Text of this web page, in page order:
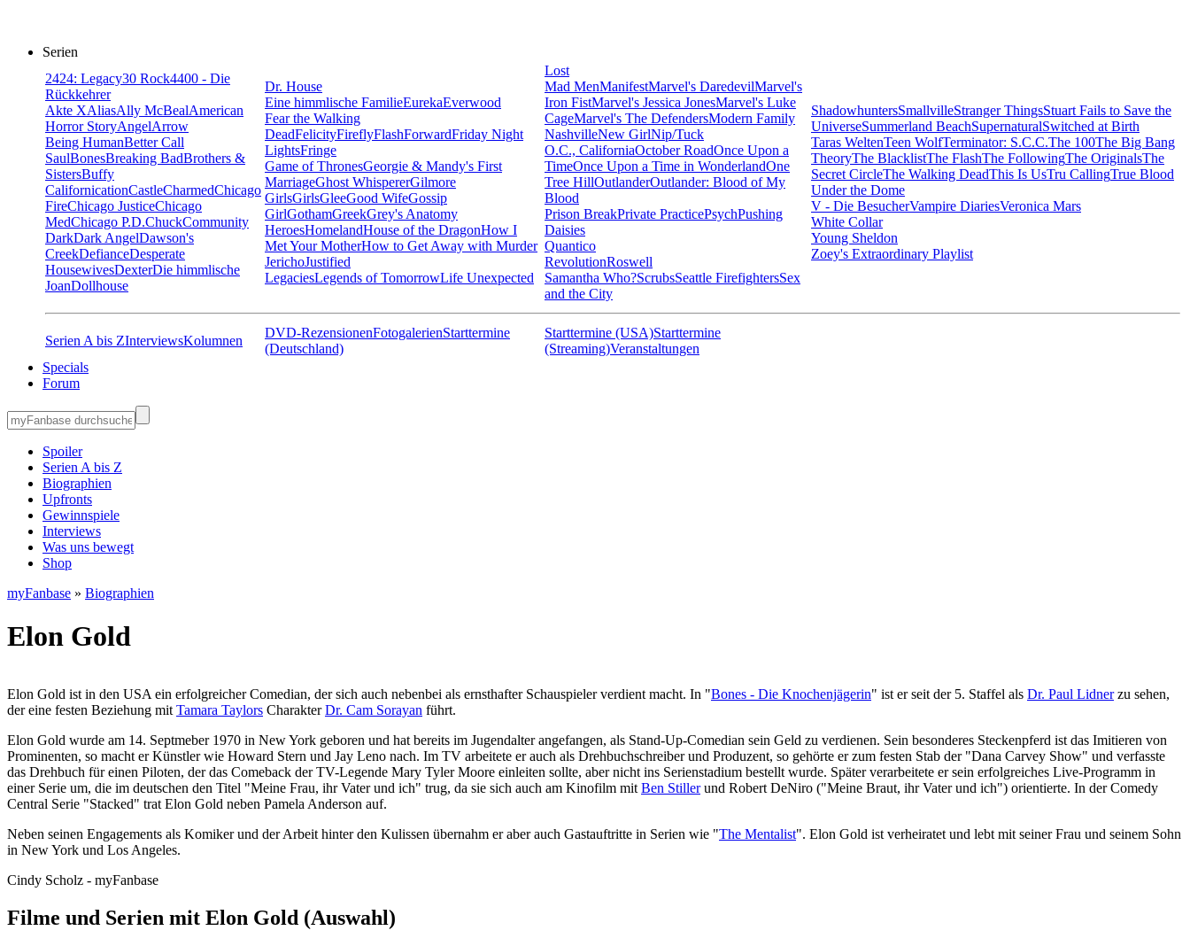
Serien
2424: Legacy30 Rock4400 - Die
Rückkehrer
Akte XAliasAlly McBealAmerican
Horror StoryAngelArrow
Being HumanBetter Call
SaulBonesBreaking BadBrothers &
SistersBuffy
CalifornicationCastleCharmedChicago
FireChicago JusticeChicago
MedChicago P.D.ChuckCommunity
DarkDark AngelDawson's
CreekDefianceDesperate
HousewivesDexterDie himmlische
JoanDollhouse
Dr. House
Eine himmlische FamilieEurekaEverwood
Fear the Walking
DeadFelicityFireflyFlashForwardFriday Night
LightsFringe
Game of ThronesGeorgie & Mandy's First
MarriageGhost WhispererGilmore
GirlsGirlsGleeGood WifeGossip
GirlGothamGreekGrey's Anatomy
HeroesHomelandHouse of the DragonHow I
Met Your MotherHow to Get Away with Murder
JerichoJustified
LegaciesLegends of TomorrowLife Unexpected
Lost
Mad MenManifestMarvel's DaredevilMarvel's
Iron FistMarvel's Jessica JonesMarvel's Luke
CageMarvel's The DefendersModern Family
NashvilleNew GirlNip/Tuck
O.C., CaliforniaOctober RoadOnce Upon a
TimeOnce Upon a Time in WonderlandOne
Tree HillOutlanderOutlander: Blood of My
Blood
Prison BreakPrivate PracticePsychPushing
Daisies
Quantico
RevolutionRoswell
Samantha Who?ScrubsSeattle FirefightersSex
and the City
ShadowhuntersSmallvilleStranger ThingsStuart Fails to Save the
UniverseSummerland BeachSupernaturalSwitched at Birth
Taras WeltenTeen WolfTerminator: S.C.C.The 100The Big Bang
TheoryThe BlacklistThe FlashThe FollowingThe OriginalsThe
Secret CircleThe Walking DeadThis Is UsTru CallingTrue Blood
Under the Dome
V - Die BesucherVampire DiariesVeronica Mars
White Collar
Young Sheldon
Zoey's Extraordinary Playlist
Serien A bis ZInterviewsKolumnen
DVD-RezensionenFotogalerienStarttermine
(Deutschland)
Starttermine (USA)Starttermine
(Streaming)Veranstaltungen
Specials
Forum
Spoiler
Serien A bis Z
Biographien
Upfronts
Gewinnspiele
Interviews
Was uns bewegt
Shop
myFanbase » Biographien
Elon Gold
Elon Gold ist in den USA ein erfolgreicher Comedian, der sich auch nebenbei als ernsthafter Schauspieler verdient macht. In "Bones - Die Knochenjägerin" ist er seit der 5. Staffel als Dr. Paul Lidnerzu sehen,
der eine festen Beziehung mit Tamara Taylors CharakterDr. Cam Sorayan führt.
Elon Gold wurde am 14. Septmeber 1970 in New York geboren und hat bereits im Jugendalter angefangen, als Stand-Up-Comedian sein Geld zu verdienen. Sein besonderes Steckenpferd ist das Imitieren von
Prominenten, so macht er Künstler wie Howard Stern und Jay Leno nach. Im TV arbeitete er auch als Drehbuchschreiber und Produzent, so gehörte er zum festen Stab der "Dana Carvey Show" und verfasste
das Drehbuch für einen Piloten, der das Comeback der TV-Legende Mary Tyler Moore einleiten sollte, aber nicht ins Serienstadium bestellt wurde. Später verarbeitete er sein erfolgreiches Live-Programm in
einer Serie um, die im deutschen den Titel "Meine Frau, ihr Vater und ich" trug, da sie sich auch am Kinofilm mit Ben Stillerund Robert DeNiro ("Meine Braut, ihr Vater und ich") orientierte. In der Comedy
Central Serie "Stacked" trat Elon Gold neben Pamela Anderson auf.
Neben seinen Engagements als Komiker und der Arbeit hinter den Kulissen übernahm er aber auch Gastauftritte in Serien wie "The Mentalist". Elon Gold ist verheiratet und lebt mit seiner Frau und seinem Sohn
in New York und Los Angeles.
Cindy Scholz - myFanbase
Filme und Serien mit Elon Gold (Auswahl)